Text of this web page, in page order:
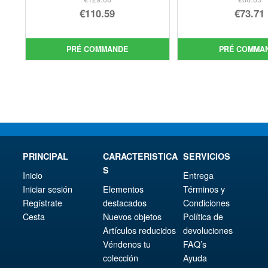
Le
initial
était :
€110.59
prix
actuel
PRÉ COMMANDE
Le
€73.71
prix
PRÉ
PRINCIPAL
Inicio
Iniciar sesión
Regístrate
Cesta
CARACTERISTICA
S
Elementos
destacados
Nuevos objetos
Artículos reducidos
Véndenos tu
colección
SERVICIOS
Entrega
Términos y
Condiciones
Política de
devoluciones
FAQ’s
Ayuda